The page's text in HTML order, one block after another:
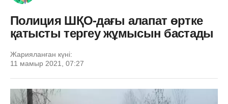
Полиция ШҚО-дағы алапат өртке
қатысты тергеу жұмысын бастады
Жарияланған күні:
11 мамыр 2021, 07:27